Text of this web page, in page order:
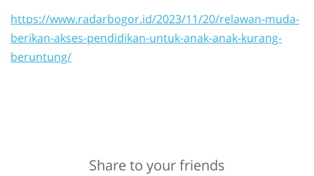
https://www.radarbogor.id/2023/11/20/relawan-muda-
berikan-akses-pendidikan-untuk-anak-anak-kurang-
beruntung/
Share to your friends